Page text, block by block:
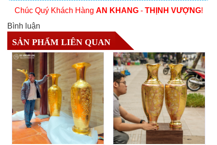
Chúc Quý Khách Hàng AN KHANG - THỊNH VƯỢNG!
Bình luận
SẢN PHẨM LIÊN QUAN